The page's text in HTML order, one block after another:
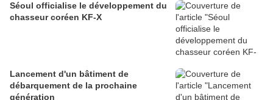
Séoul officialise le développement du
chasseur coréen KF-X
Lancement d'un bâtiment de
débarquement de la prochaine
génération